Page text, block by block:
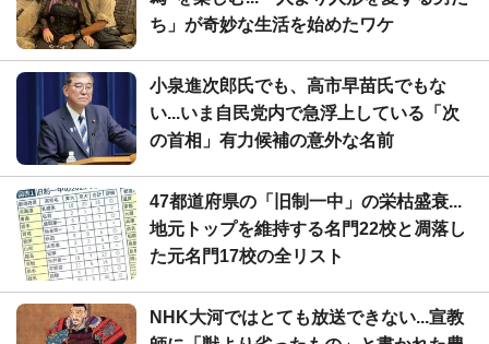
ち」が奇妙な生活を始めたワケ
小泉進次郎氏でも、高市早苗氏でもな
い...いま自民党内で急浮上している「次
の首相」有力候補の意外な名前
47都道府県の「旧制一中」の栄枯盛衰...
地元トップを維持する名門22校と凋落し
た元名門17校の全リスト
NHK大河ではとても放送できない...宣教